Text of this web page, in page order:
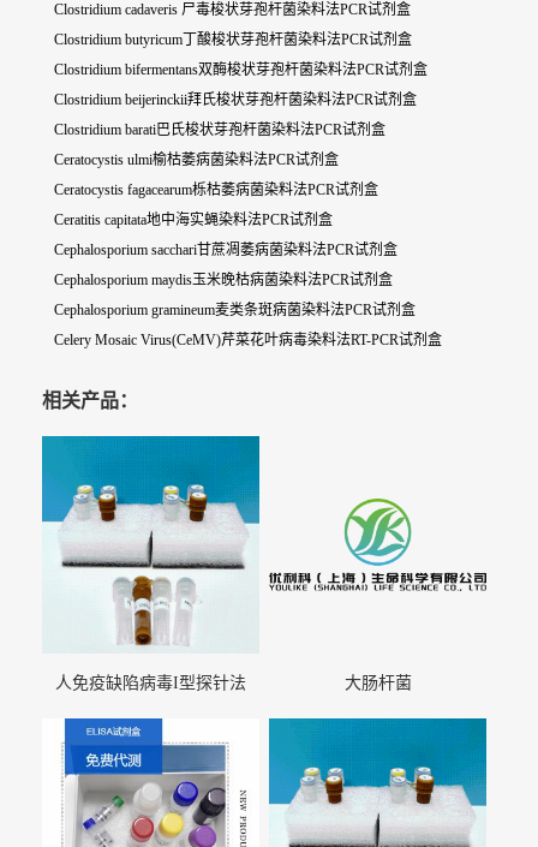
Clostridium cadaveris 尸毒梭状芽孢杆菌染料法PCR试剂盒
Clostridium butyricum丁酸梭状芽孢杆菌染料法PCR试剂盒
Clostridium bifermentans双酶梭状芽孢杆菌染料法PCR试剂盒
Clostridium beijerinckii拜氏梭状芽孢杆菌染料法PCR试剂盒
Clostridium barati巴氏梭状芽孢杆菌染料法PCR试剂盒
Ceratocystis ulmi榆枯萎病菌染料法PCR试剂盒
Ceratocystis fagacearum栎枯萎病菌染料法PCR试剂盒
Ceratitis capitata地中海实蝇染料法PCR试剂盒
Cephalosporium sacchari甘蔗凋萎病菌染料法PCR试剂盒
Cephalosporium maydis玉米晚枯病菌染料法PCR试剂盒
Cephalosporium gramineum麦类条斑病菌染料法PCR试剂盒
Celery Mosaic Virus(CeMV)芹菜花叶病毒染料法RT-PCR试剂盒
相关产品：
人免疫缺陷病毒I型探针法
大肠杆菌